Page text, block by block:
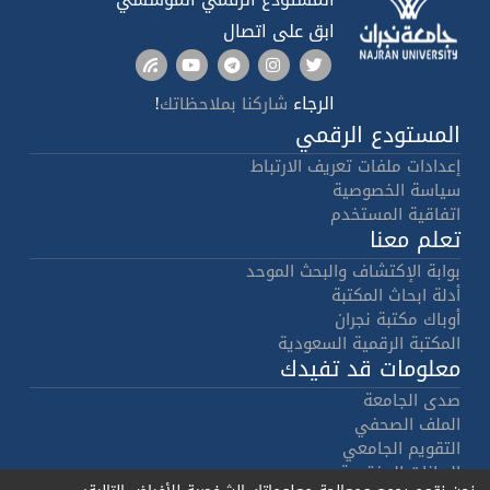
ابق على اتصال
الرجاء شاركنا بملاحظاتك!
المستودع الرقمي
إعدادات ملفات تعريف الارتباط
سياسة الخصوصية
اتفاقية المستخدم
تعلم معنا
بوابة الإكتشاف والبحث الموحد
أدلة ابحاث المكتبة
أوباك مكتبة نجران
المكتبة الرقمية السعودية
معلومات قد تفيدك
صدى الجامعة
الملف الصحفي
التقويم الجامعي
البيانات المفتوحة